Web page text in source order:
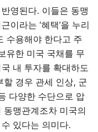
영된다. 이들은 동맹
이라는 ‘혜택’을 누리
수용해야 한다고 주
유한 미국 국채를 무
내 투자를 확대하도
할 경우 관세 인상, 군
다양한 수단으로 압
맹관계조차 미국의
있다는 의미다.